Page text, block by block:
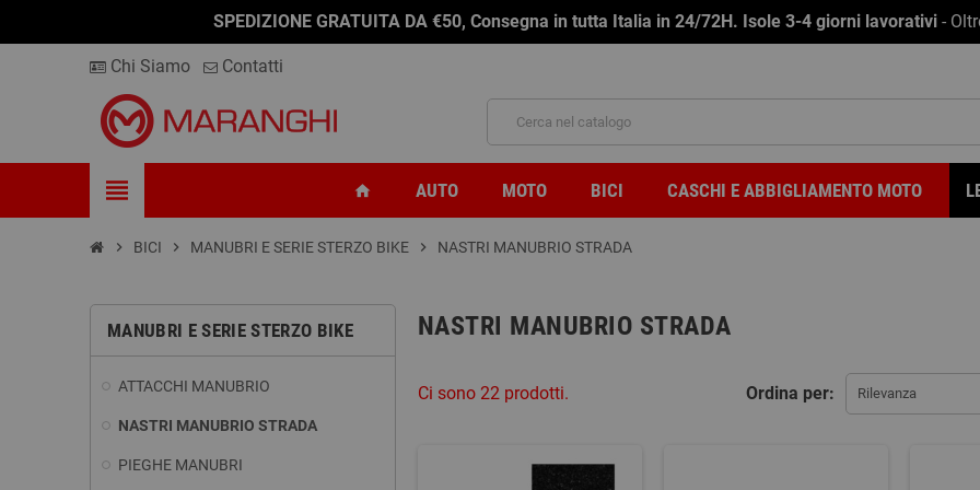
SPEDIZIONE GRATUITA DA €50, Consegna in tutta Italia in 24/72H. Isole 3-4 giorni lavorativi -
Chi Siamo Contatti
view_headline home AUTO MOTO BICI CASCHI E ABBIGLIAMENTO MOTO
chevron_right BICI chevron_right MANUBRI E SERIE STERZO BIKE chevron_right NASTRI MANUBRIO STRADA
MANUBRI E SERIE STERZO BIKE
ATTACCHI MANUBRIO
NASTRI MANUBRIO STRADA
PIEGHE MANUBRI
NASTRI MANUBRIO STRADA
Ordina per: Rilevanza
Ci sono 22 prodotti.